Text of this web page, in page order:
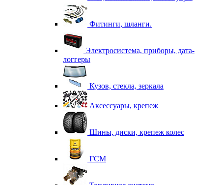
Фитинги, шланги.
Электросистема, приборы, дата-
логгеры
Кузов, стекла, зеркала
Аксессуары, крепеж
Шины, диски, крепеж колес
ГСМ